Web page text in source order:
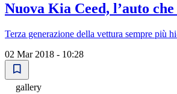
Nuova Kia Ceed, lʼauto
Terza generazione della vettura sempre più
02 Mar 2018 - 10:28
gallery